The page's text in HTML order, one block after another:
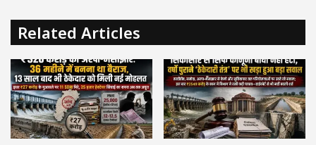
Related Articles